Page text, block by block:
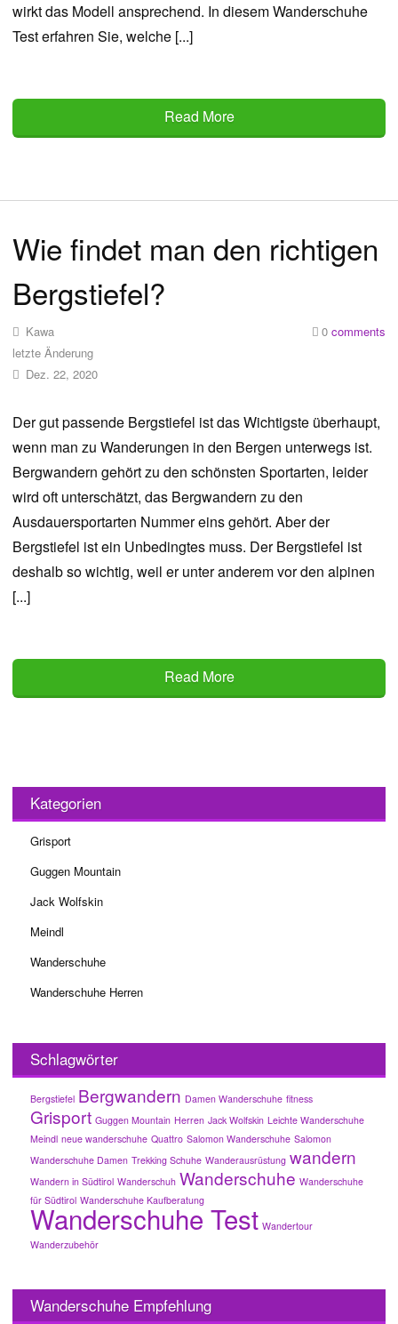
wirkt das Modell ansprechend. In diesem Wanderschuhe
Test erfahren Sie, welche [...]
Read More
Wie findet man den richtigen
Bergstiefel?
Kawa
letzte Änderung
Dez. 22, 2020
0 comments
Der gut passende Bergstiefel ist das Wichtigste überhaupt,
wenn man zu Wanderungen in den Bergen unterwegs ist.
Bergwandern gehört zu den schönsten Sportarten, leider
wird oft unterschätzt, das Bergwandern zu den
Ausdauersportarten Nummer eins gehört. Aber der
Bergstiefel ist ein Unbedingtes muss. Der Bergstiefel ist
deshalb so wichtig, weil er unter anderem vor den alpinen
[...]
Read More
Kategorien
Grisport
Guggen Mountain
Jack Wolfskin
Meindl
Wanderschuhe
Wanderschuhe Herren
Schlagwörter
Bergstiefel Bergwandern Damen Wanderschuhe fitness
Grisport Guggen Mountain Herren Jack Wolfskin Leichte Wanderschuhe
Meindl neue wanderschuhe Quattro Salomon Wanderschuhe Salomon
Wanderschuhe Damen Trekking Schuhe Wanderausrüstung wandern
Wandern in Südtirol Wanderschuh Wanderschuhe Wanderschuhe
für Südtirol Wanderschuhe Kaufberatung
Wanderschuhe Test Wandertour
Wanderzubehör
Wanderschuhe Empfehlung